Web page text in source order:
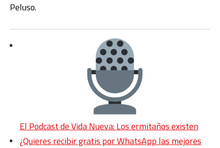
Peluso.
El Podcast de Vida Nueva: Los ermitaños existen
¿Quieres recibir gratis por WhatsApp las mejores